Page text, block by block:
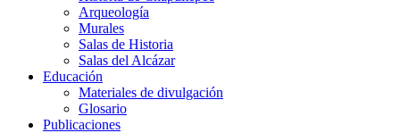
Arqueología
Murales
Salas de Historia
Salas del Alcázar
Educación
Materiales de divulgación
Glosario
Publicaciones